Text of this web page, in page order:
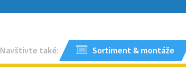
Navštivte také: Sortiment & montáže